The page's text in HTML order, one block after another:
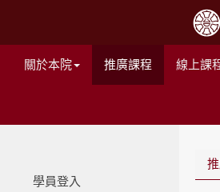
關於本院 推廣課程 線上課
學員登入